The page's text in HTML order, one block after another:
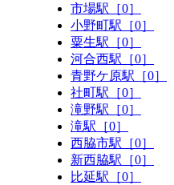
市場駅［0］
小野町駅［0］
粟生駅［0］
河合西駅［0］
青野ケ原駅［0］
社町駅［0］
滝野駅［0］
滝駅［0］
西脇市駅［0］
新西脇駅［0］
比延駅［0］